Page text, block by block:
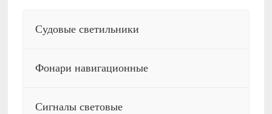
Судовые светильники
Фонари навигационные
Сигналы световые